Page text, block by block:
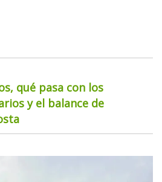
qué pasa con los
y el balance de